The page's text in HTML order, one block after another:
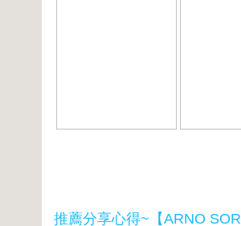
推薦分享心得~【ARNO